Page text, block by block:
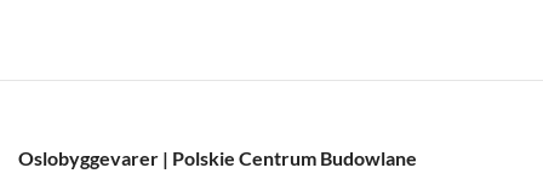
Oslobyggevarer | Polskie Centrum Budowlane